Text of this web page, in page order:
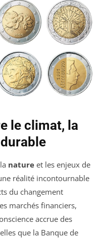
le climat, la
nature et les enjeux de
réalité incontournable
du changement
marchés financiers,
accrue des
que la Banque de